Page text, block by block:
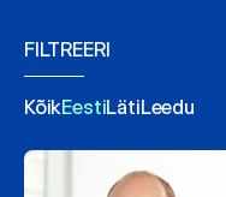
FILTREERI
KõikEestiLätiLeedu